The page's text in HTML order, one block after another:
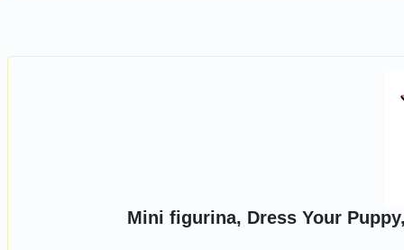
Mini figurina, Dress Your